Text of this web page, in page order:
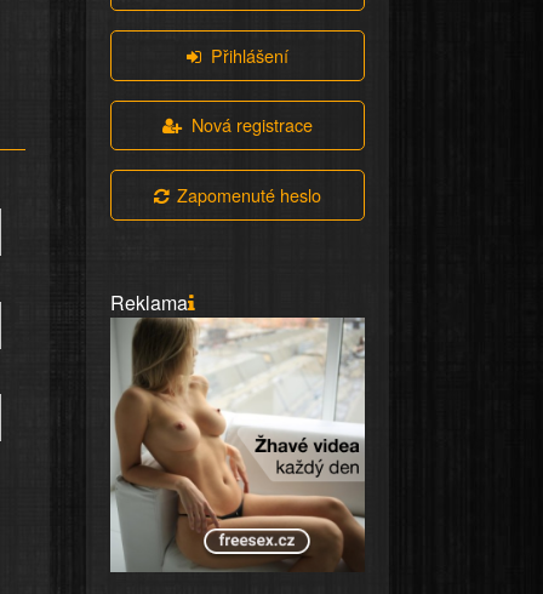
Přihlášení
Nová registrace
Zapomenuté heslo
Reklama